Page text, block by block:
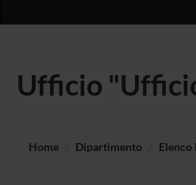
Ufficio
Home Dipartimento Elenco